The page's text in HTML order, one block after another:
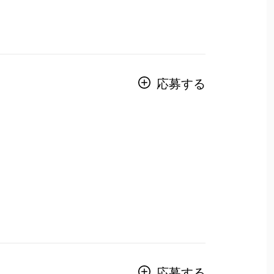
応募する